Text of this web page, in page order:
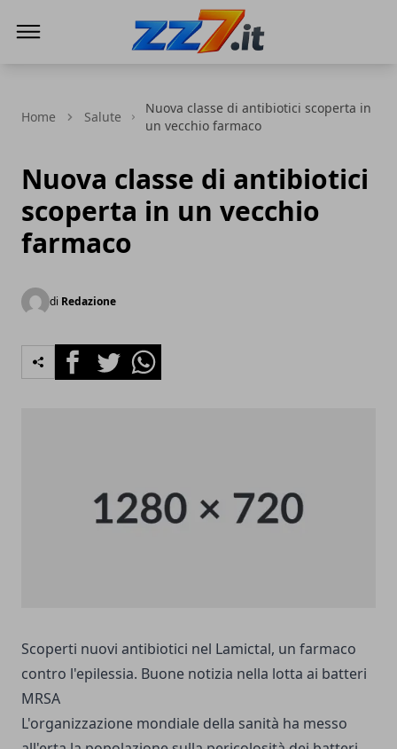
Home Salute
Nuova classe di antibiotici scoperta in
un vecchio farmaco
Nuova classe di antibiotici
scoperta in un vecchio
farmaco
di Redazione
FacebookTwitterWhatsapp
Scoperti nuovi antibiotici nel Lamictal, un farmaco
contro l'epilessia. Buone notizia nella lotta ai batteri
MRSA
L'organizzazione mondiale della sanità ha messo